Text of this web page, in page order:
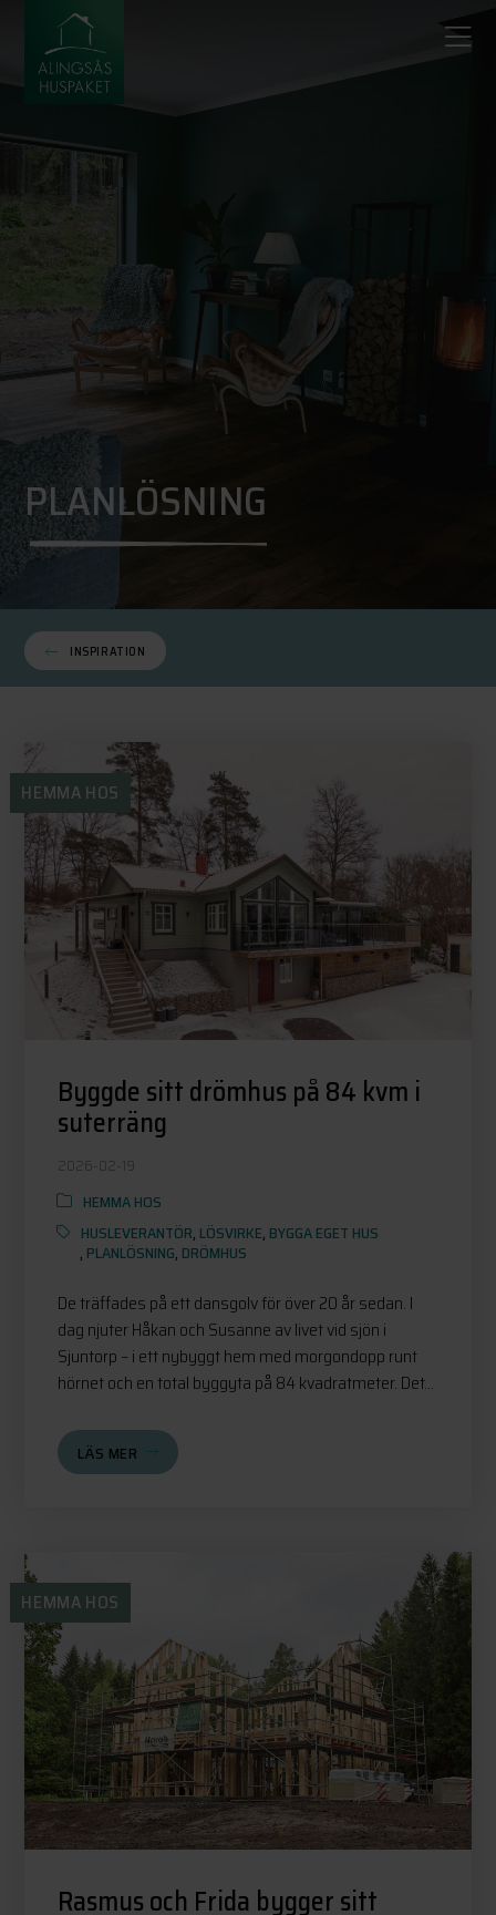
PLANLÖSNING
INSPIRATION
HEMMA HOS
Byggde sitt drömhus på 84 kvm i
suterräng
2026-02-19
HEMMA HOS
HUSLEVERANTÖR, LÖSVIRKE, BYGGA EGET HUS
, PLANLÖSNING, DRÖMHUS
De träffades på ett dansgolv för över 20 år sedan. I
dag njuter Håkan och Susanne av livet vid sjön i
Sjuntorp – i ett nybyggt hem med morgondopp runt
hörnet och en total byggyta på 84 kvadratmeter. Det...
LÄS MER
HEMMA HOS
Rasmus och Frida bygger sitt